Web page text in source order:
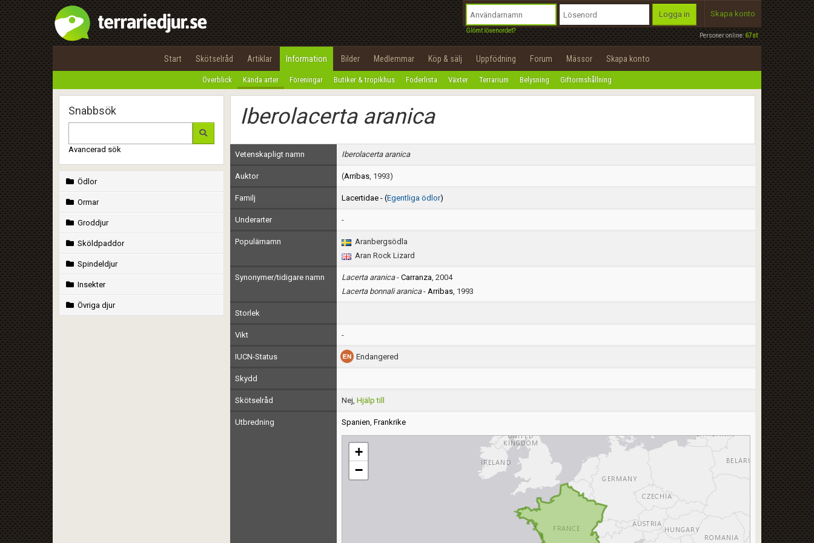
Personer online:67st
Logga in
Glömt lösenordet?
Skapa konto
Start Skötselråd Artiklar Information Bilder Medlemmar Köp & sälj Uppfödning Forum Mässor Skapa konto
Överblick Kända arter Föreningar Butiker & tropikhus Foderlista Växter Terrarium Belysning Giftormshållning
Snabbsök
Avancerad sök
Ödlor
Ormar
Groddjur
Sköldpaddor
Spindeldjur
Insekter
Övriga djur
Iberolacerta aranica
Vetenskapligt namn Iberolacerta aranica
Auktor (Arribas, 1993)
Familj Lacertidae - (Egentliga ödlor)
Underarter -
Populärnamn
Aranbergsödla
Aran Rock Lizard
Synonymer/tidigare namn Lacerta aranica- Carranza, 2004
Lacerta bonnali aranica- Arribas, 1993
Storlek
Vikt -
IUCN-Status Endangered
Skydd
Skötselråd Nej, Hjälp till
Utbredning Spanien, Frankrike
+
−
Utför
100%
OK
integritetspolicy
Namn:
Epost:
Användarnamn:
Lösenord:
Privacy Policy
Terms of Service
Begär nytt lösenord
Tillbaka till förstasidan